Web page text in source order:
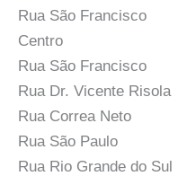
Rua São Francisco
Centro
Rua São Francisco
Rua Dr. Vicente Risola
Rua Correa Neto
Rua São Paulo
Rua Rio Grande do Sul